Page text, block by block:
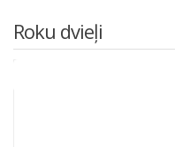
n
a
Roku dvieļi